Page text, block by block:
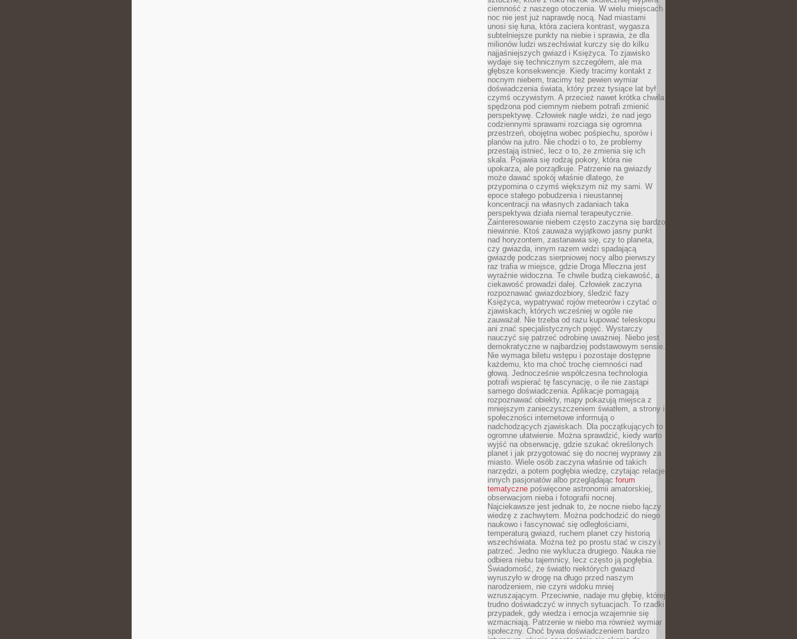
ciemność z naszego otoczenia. W wielu miejscach
noc nie jest już naprawdę nocą. Nad miastami
unosi się łuna, która zaciera kontrast, wygasza
subtelniejsze punkty na niebie i sprawia, że dla
milionów ludzi wszechświat kurczy się do kilku
najjaśniejszych gwiazd i Księżyca. To zjawisko
wydaje się technicznym szczegółem, ale ma
głębsze konsekwencje. Kiedy tracimy kontakt z
nocnym niebem, tracimy też pewien wymiar
doświadczenia świata, który przez tysiące lat był
czymś oczywistym. A przecież nawet krótka chwila
spędzona pod ciemnym niebem potrafi zmienić
perspektywę. Człowiek nagle widzi, że nad jego
codziennymi sprawami rozciąga się ogromna
przestrzeń, obojętna wobec pośpiechu, sporów i
planów na jutro. Nie chodzi o to, że problemy
przestają istnieć, lecz o to, że zmienia się ich
skala. Pojawia się rodzaj pokory, która nie
upokarza, ale porządkuje. Patrzenie na gwiazdy
może dawać spokój właśnie dlatego, że
przypomina o czymś większym niż my sami. W
epoce stałego pobudzenia i nieustannej
koncentracji na własnych zadaniach taka
perspektywa działa niemal terapeutycznie.
Zainteresowanie niebem często zaczyna się bardzo
niewinnie. Ktoś zauważa wyjątkowo jasny punkt
nad horyzontem, zastanawia się, czy to planeta,
czy gwiazda, innym razem widzi spadającą
gwiazdę podczas sierpniowej nocy albo pierwszy
raz trafia w miejsce, gdzie Droga Mleczna jest
wyraźnie widoczna. Te chwile budzą ciekawość, a
ciekawość prowadzi dalej. Człowiek zaczyna
rozpoznawać gwiazdozbiory, śledzić fazy
Księżyca, wypatrywać rojów meteorów i czytać o
zjawiskach, których wcześniej w ogóle nie
zauważał. Nie trzeba od razu kupować teleskopu
ani znać specjalistycznych pojęć. Wystarczy
nauczyć się patrzeć odrobinę uważniej. Niebo jest
demokratyczne w najbardziej podstawowym sensie.
Nie wymaga biletu wstępu i pozostaje dostępne
każdemu, kto ma choć trochę ciemności nad
głową. Jednocześnie współczesna technologia
potrafi wspierać tę fascynację, o ile nie zastąpi
samego doświadczenia. Aplikacje pomagają
rozpoznawać obiekty, mapy pokazują miejsca z
mniejszym zanieczyszczeniem światłem, a strony i
społeczności internetowe informują o
nadchodzących zjawiskach. Dla początkujących to
ogromne ułatwienie. Można sprawdzić, kiedy warto
wyjść na obserwację, gdzie szukać określonych
planet i jak przygotować się do nocnej wyprawy za
miasto. Wiele osób zaczyna właśnie od takich
narzędzi, a potem pogłębia wiedzę, czytając relacje
innych pasjonatów albo przeglądając forum
tematyczne poświęcone astronomii amatorskiej,
obserwacjom nieba i fotografii nocnej.
Najciekawsze jest jednak to, że nocne niebo łączy
wiedzę z zachwytem. Można podchodzić do niego
naukowo i fascynować się odległościami,
temperaturą gwiazd, ruchem planet czy historią
wszechświata. Można też po prostu stać w ciszy i
patrzeć. Jedno nie wyklucza drugiego. Nauka nie
odbiera niebu tajemnicy, lecz często ją pogłębia.
Świadomość, że światło niektórych gwiazd
wyruszyło w drogę na długo przed naszym
narodzeniem, nie czyni widoku mniej
wzruszającym. Przeciwnie, nadaje mu głębię, której
trudno doświadczyć w innych sytuacjach. To rzadki
przypadek, gdy wiedza i emocja wzajemnie się
wzmacniają. Patrzenie w niebo ma również wymiar
społeczny. Choć bywa doświadczeniem bardzo